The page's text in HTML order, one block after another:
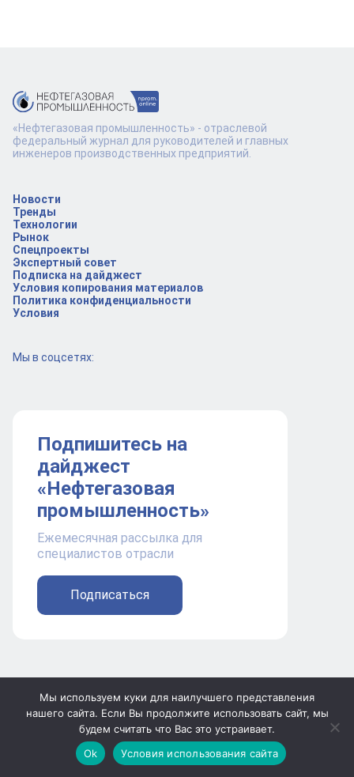
Новости
Тренды
Технологии
Рынок
Спецпроекты
Экспертный совет
Подписка на дайджест
Условия копирования материалов
Политика конфиденциальности
Условия
Мы в соцсетях:
Подпишитесь на
дайджест
«Нефтегазовая
промышленность»
Ежемесячная рассылка для
специалистов отрасли
Подписаться
«Нефтегазовая промышленность» - отраслевой
федеральный журнал для руководителей и главных
инженеров производственных предприятий.
Контакты редакции и отдела продаж:
+7 391 219 01 19
adv.np@pgmedia.ru
Мы используем куки для наилучшего представления
нашего сайта. Если Вы продолжите использовать сайт, мы
будем считать что Вас это устраивает.
Ok
Условия использования сайта